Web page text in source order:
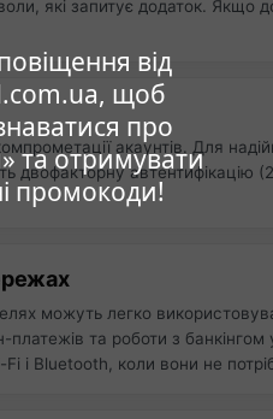
від
щоб
про
та отримувати
промокоди!
які запитує додаток.
акаунтів. Для
двофакторну автентифікацію
можуть легко
платежів та роботи з
і Bluetooth, коли вони не